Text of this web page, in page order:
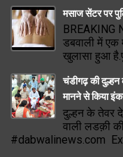
मसाज सेंटर पर
BREAKING
डबवाली में
खुलासा हुआ
चंडीगढ़ की दुल्हन
मानने से किया
दुल्हन के तेवर
वाली लडक़ी
#dabwalinews.com